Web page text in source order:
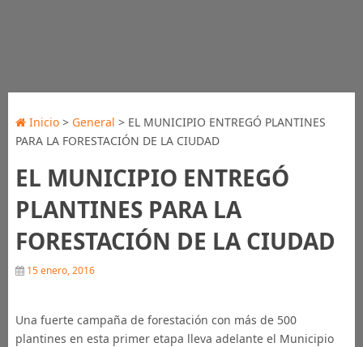
Inicio> General > EL MUNICIPIO ENTREGÓ PLANTINES
PARA LA FORESTACIÓN DE LA CIUDAD
EL MUNICIPIO ENTREGÓ
PLANTINES PARA LA
FORESTACIÓN DE LA CIUDAD
15 enero, 2016
Una fuerte campaña de forestación con más de 500
plantines en esta primer etapa lleva adelante el Municipio